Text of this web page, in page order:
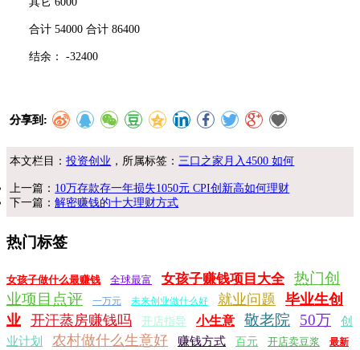
合计 54000 合计 86400
结余： -32400
分享到:
本文栏目：投资创业 ，所属标签： 三口之家月入4500 如何
上一篇： 10万存款存一年损失1050元 CPI创新高如何理财
下一篇：解密赚钱的十大理财方式
热门标签
女孩子做什么最赚钱 全球最富 女孩子赚钱项目大全
热门创
业项目点评
一万元 未来创业做什么好 就业问题
毕业生创
业 开汗蒸房赚钱吗 开店指导 小生意 敬老院 50万
创
业计划
农村做什么生意好 赚钱方式 百元 开店卖豆浆
最新